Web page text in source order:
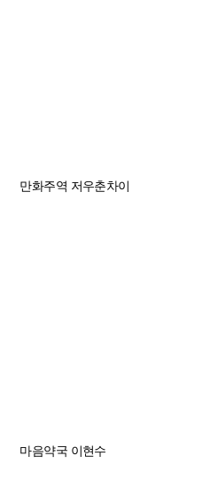
만화주역 저우춘차이
마음약국 이현수